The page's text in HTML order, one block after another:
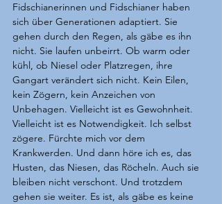
Fidschianerinnen und Fidschianer haben
sich über Generationen adaptiert. Sie
gehen durch den Regen, als gäbe es ihn
nicht. Sie laufen unbeirrt. Ob warm oder
kühl, ob Niesel oder Platzregen, ihre
Gangart verändert sich nicht. Kein Eilen,
kein Zögern, kein Anzeichen von
Unbehagen. Vielleicht ist es Gewohnheit.
Vielleicht ist es Notwendigkeit. Ich selbst
zögere. Fürchte mich vor dem
Krankwerden. Und dann höre ich es, das
Husten, das Niesen, das Röcheln. Auch sie
bleiben nicht verschont. Und trotzdem
gehen sie weiter. Es ist, als gäbe es keine